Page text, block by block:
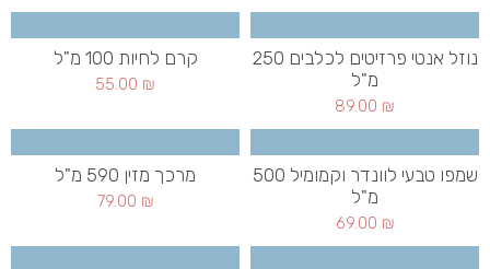
נוזל אנטי פרזיטים לכלבים 250
מ"ל
89.00 ₪
קרם לחיות 100 מ"ל
55.00 ₪
שמפו טבעי לוונדר וקמומיל 500
מ"ל
69.00 ₪
מרכך מזין 590 מ"ל
79.00 ₪